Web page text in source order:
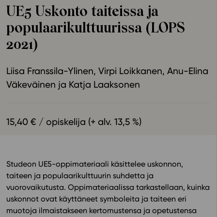
Ominaisuudet
Tapahtumakalenteri
Webinaari­tallenteet
Yhteisö
Suosittelut
Ohjekeskus
Tiimi
Tilaa uutiskirje
Ota yhteyttä
UE5 Uskonto taiteissa ja
populaarikulttuurissa (LOPS
2021)
Liisa Franssila-Ylinen Virpi Loikkanen Anu-Elina
Väkeväinen
Katja Laaksonen
15,40 € / opiskelija (+ alv. 13,5 %)
Studeon UE5-oppimateriaali käsittelee uskonnon,
taiteen ja populaarikulttuurin suhdetta ja
vuorovaikutusta. Oppimateriaalissa tarkastellaan, kuinka
uskonnot ovat käyttäneet symboleita ja taiteen eri
muotoja ilmaistakseen kertomustensa ja opetustensa